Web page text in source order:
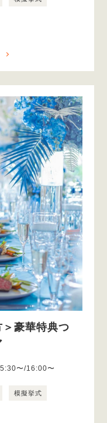
豪華特典つ
〜/16:00〜
模擬挙式